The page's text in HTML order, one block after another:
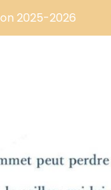
2025-2026